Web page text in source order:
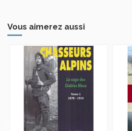
Vous aimerez aussi